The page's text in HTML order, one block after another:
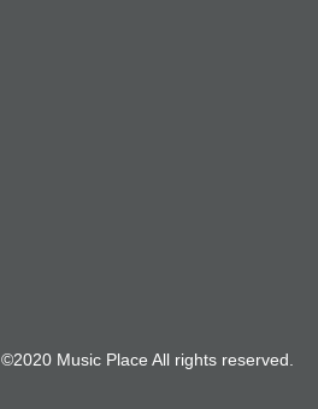
©2020 Music Place All rights reserved.